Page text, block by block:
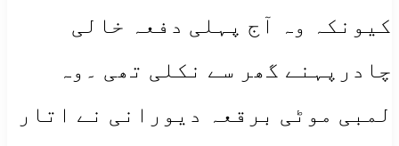
کیونکہ وہ آج پہلی دفعہ خالی
چادرپہنے گھر سے نکلی تھی ۔وہ
لمبی موٹی برقعہ دیورانی نے اتار